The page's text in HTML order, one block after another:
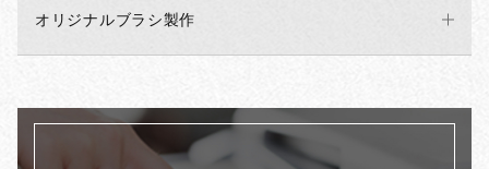
オリジナルブラシ製作